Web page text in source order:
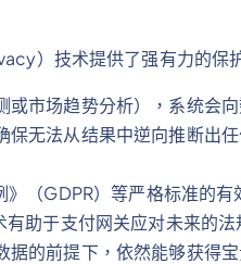
）技术提供了强有力的保
市场趋势分析），系统会
保无法从结果中逆向推断出
（GDPR）等严格标准的有
助于支付网关应对未来的法
据的前提下，依然能够获得